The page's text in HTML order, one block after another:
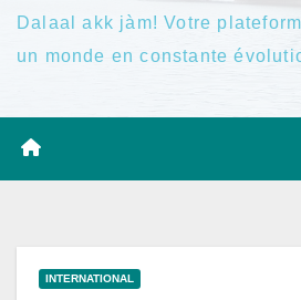
Dalaal akk jàm! Votre
un monde en constante
INTERNATIONAL